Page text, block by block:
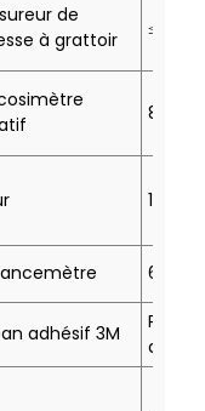
de
à grattoir
≤5
8-12
100%-
65±5
adhésif 3M
Pas
de